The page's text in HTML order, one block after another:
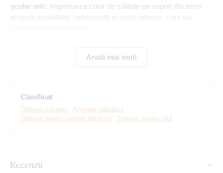
școlar mic. Imprimarea color de calitate pe suport din lemn
asigură durabilitate îndelungată și culori intense, care vor
Realizăm tablouri premium, revoluționare din plăci
Arată mai mult
Clasificat
Tablouri colorate
Animale sălbatice
Tablouri pentru camera băiatului
Tablouri pentru fată
Recenzii